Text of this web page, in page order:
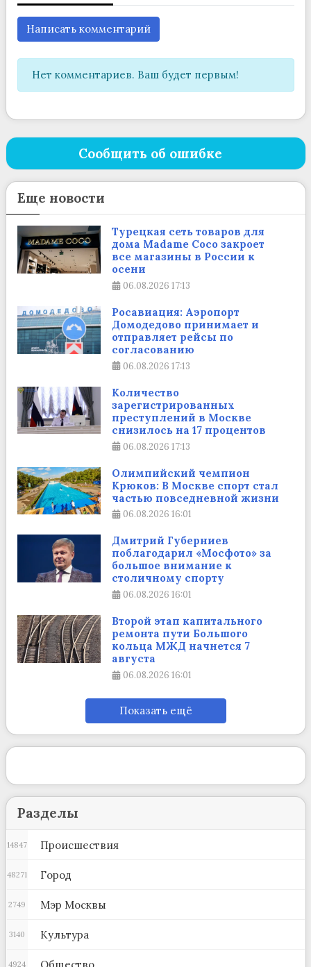
Написать комментарий
Нет комментариев. Ваш будет первым!
Сообщить об ошибке
Еще новости
Турецкая сеть товаров для
дома Madame Coco закроет
все магазины в России к
осени
06.08.2026 17:13
Росавиация: Аэропорт
Домодедово принимает и
отправляет рейсы по
согласованию
06.08.2026 17:13
Количество
зарегистрированных
преступлений в Москве
снизилось на 17 процентов
06.08.2026 17:13
Олимпийский чемпион
Крюков: В Москве спорт стал
частью повседневной жизни
06.08.2026 16:01
Дмитрий Губерниев
поблагодарил «Мосфото» за
большое внимание к
столичному спорту
06.08.2026 16:01
Второй этап капитального
ремонта пути Большого
кольца МЖД начнется 7
августа
06.08.2026 16:01
Показать ещё
Разделы
Происшествия
14847
Город
48271
Мэр Москвы
2749
Культура
3140
Общество
4924